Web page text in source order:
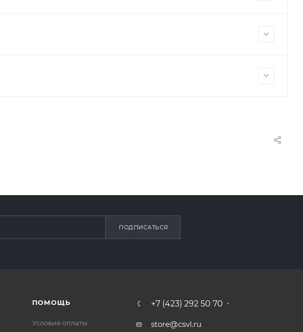
ПОДПИСАТЬСЯ
ПОМОЩЬ
Условия оплаты
+7 (423) 292 50 70
store@csvl.ru